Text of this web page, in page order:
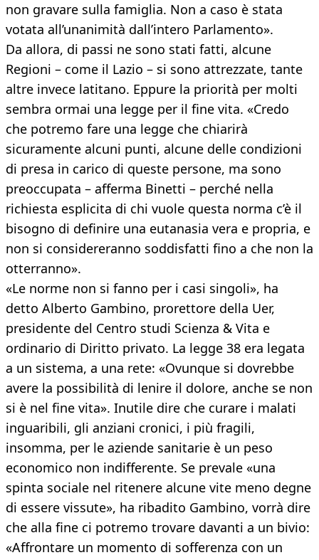
non gravare sulla famiglia. Non a caso è stata
votata all’unanimità dall’intero Parlamento».
Da allora, di passi ne sono stati fatti, alcune
Regioni – come il Lazio – si sono attrezzate, tante
altre invece latitano. Eppure la priorità per molti
sembra ormai una legge per il fine vita. «Credo
che potremo fare una legge che chiarirà
sicuramente alcuni punti, alcune delle condizioni
di presa in carico di queste persone, ma sono
preoccupata – afferma Binetti – perché nella
richiesta esplicita di chi vuole questa norma c’è il
bisogno di definire una eutanasia vera e propria, e
non si considereranno soddisfatti fino a che non la
otterranno».
«Le norme non si fanno per i casi singoli», ha
detto Alberto Gambino, prorettore della Uer,
presidente del Centro studi Scienza & Vita e
ordinario di Diritto privato. La legge 38 era legata
a un sistema, a una rete: «Ovunque si dovrebbe
avere la possibilità di lenire il dolore, anche se non
si è nel fine vita». Inutile dire che curare i malati
inguaribili, gli anziani cronici, i più fragili,
insomma, per le aziende sanitarie è un peso
economico non indifferente. Se prevale «una
spinta sociale nel ritenere alcune vite meno degne
di essere vissute», ha ribadito Gambino, vorrà dire
che alla fine ci potremo trovare davanti a un bivio:
«Affrontare un momento di sofferenza con un